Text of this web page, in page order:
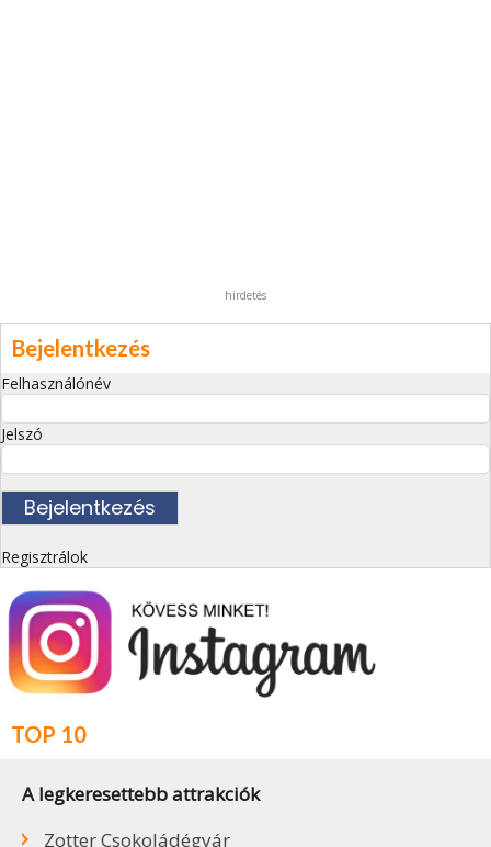
hirdetés
Bejelentkezés
Felhasználónév
Jelszó
Regisztrálok
TOP 10
A legkeresettebb attrakciók
Zotter Csokoládégyár